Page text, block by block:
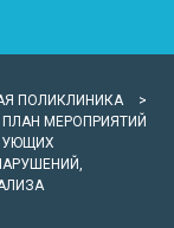
ПОЛИКЛИНИКА
>
ПЛАН МЕРОПРИЯТИЙ